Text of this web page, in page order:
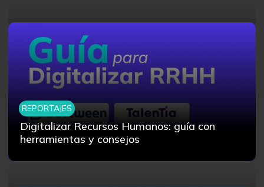
REPORTAJES
Digitalizar Recursos Humanos: guía con
herramientas y consejos